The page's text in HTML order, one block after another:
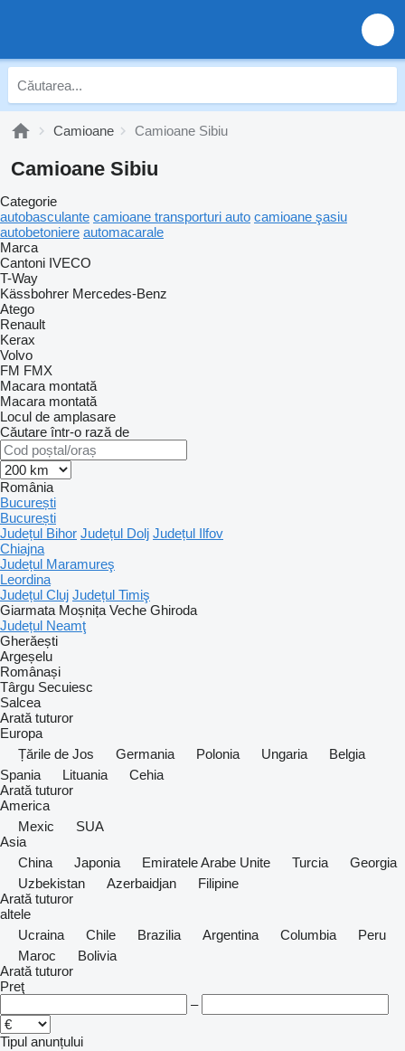
Camioane Camioane Sibiu
Camioane Sibiu
Categorie
autobasculante camioane transporturi auto camioane şasiu
autobetoniere automacarale
Marca
Cantoni IVECO
T-Way
Kässbohrer Mercedes-Benz
Atego
Renault
Kerax
Volvo
FM FMX
Macara montată
Macara montată
Locul de amplasare
Căutare într-o rază de
România
București
București
Județul Bihor Județul Dolj Județul Ilfov
Chiajna
Județul Maramureş
Leordina
Județul Cluj Județul Timiş
Giarmata Moșnița Veche Ghiroda
Județul Neamţ
Gherăești
Argeșelu
Românași
Târgu Secuiesc
Salcea
Arată tuturor
Europa
Țările de Jos
Germania Polonia Ungaria
Belgia
Spania
Lituania
Cehia
Arată tuturor
America
Mexic
SUA
Asia
China
Japonia Emiratele Arabe Unite Turcia
Georgia
Uzbekistan
Azerbaidjan
Filipine
Arată tuturor
altele
Ucraina
Chile Brazilia Argentina Columbia
Peru
Maroc
Bolivia
Arată tuturor
Preţ
–
Tipul anunțului